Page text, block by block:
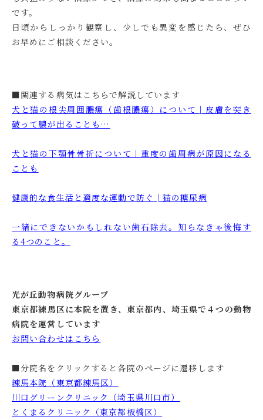
です。
日頃からしっかり観察し、少しでも異変を感じたら、ぜひ
お早めにご相談ください。
■関連する病気はこちらで解説しています
犬と猫の根尖周囲膿瘍（歯根膿瘍）について│皮膚を突き
破って膿が出ることも…
犬と猫の下顎骨骨折について｜重度の歯周病が原因になる
ことも
健康的な食生活と適度な運動で防ぐ│猫の糖尿病
一緒にできないかもしれない歯石除去。知らなきゃ後悔す
る4つのこと。
光が丘動物病院グループ
東京都練馬区に本院を置き、東京都内、埼玉県で４つの動物
病院を運営しています
お問い合わせはこちら
■分院名をクリックすると各院のページに遷移します
練馬本院（東京都練馬区）
川口グリーンクリニック（埼玉県川口市）
とくまるクリニック（東京都板橋区）